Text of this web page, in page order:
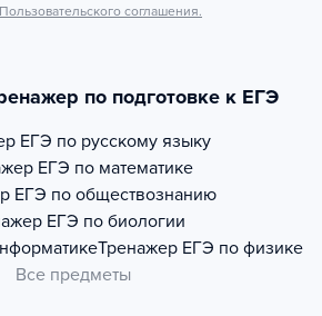
Пользовательского соглашения.
по подготовке к ЕГЭ
ЕГЭ по русскому языку
ЕГЭ по математике
ЕГЭ по обществознанию
ЕГЭ по биологии
Тренажер ЕГЭ по физике
Все предметы